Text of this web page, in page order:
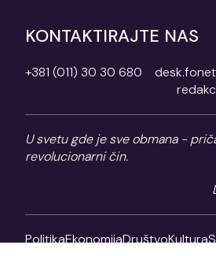
KONTAKTIRAJTE NAS
+381 (011) 30 30 680
U svetu gde je sve obmana -
revolucionarni čin.
PolitikaEkonomijaDruštvoKultura